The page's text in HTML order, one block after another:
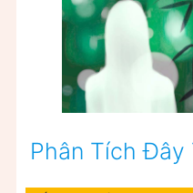
Phân Tích Đây